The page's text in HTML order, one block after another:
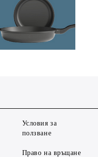
Условия за
ползване
Право на връщане